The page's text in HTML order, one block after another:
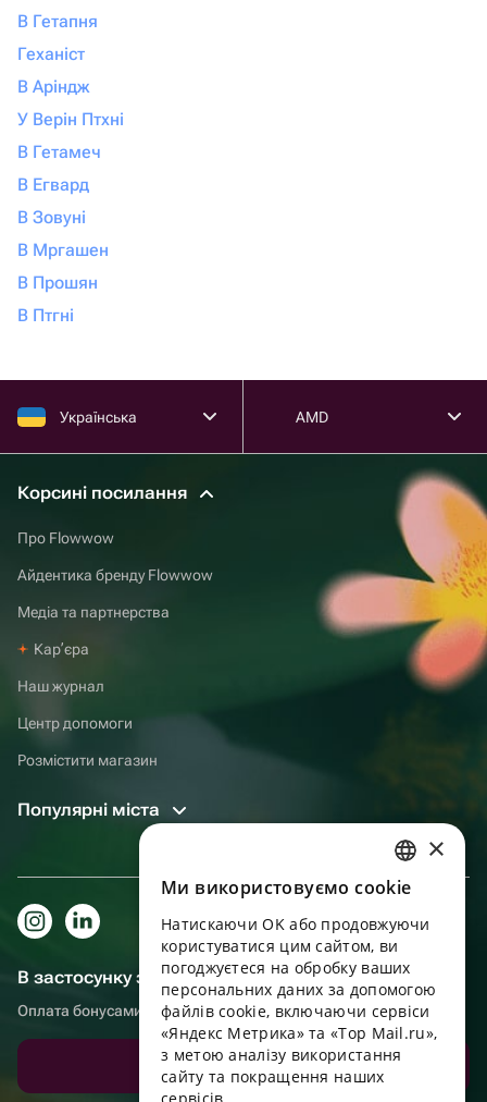
В Гетапня
Геханіст
В Аріндж
У Верін Птхні
В Гетамеч
В Егвард
В Зовуні
В Мргашен
В Прошян
В Птгні
Українська AMD
Корсині посилання
Про Flowwow
Айдентика бренду Flowwow
Медіа та партнерства
Карʼєра
Наш журнал
Центр допомоги
Розмістити магазин
Популярні міста
В застосунку зручніше!
Оплата бонусами, самовивіз, зручний чат підтримки
Завантажити додаток
RUSSIAN
ENGLISH
UKRAINIAN
PORTUGUESE
SPANISH
HUNGARIAN
×
Ми використовуємо cookie
Натискаючи OK або продовжуючи
користуватися цим сайтом, ви
погоджуєтеся на обробку ваших
персональних даних за допомогою
файлів cookie, включаючи сервіси
«Яндекс Метрика» та «Top Mail.ru»,
з метою аналізу використання
сайту та покращення наших